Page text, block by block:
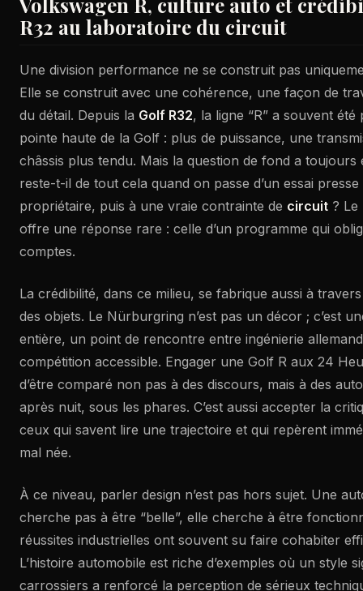
R32 au laboratoire du circuit
Une division performance ne se construit pas
Elle se construit avec une cohérence, une façon de
du détail. Depuis la Golf R32, la ligne “R” a souvent
pointe haute de la Golf : plus de puissance, une
châssis plus tendu. Mais la question de fond a toujours
reste-t-il de tout cela quand on passe d’un essai
propriétaire, puis à une vraie contrainte de circuit ?
offre une réponse rare : celle d’un programme qui
comptes.
La crédibilité, dans ce milieu, se fabrique aussi à
des objets. Le Nürburgring n’est pas un décor ; c’est
entière, un point de rencontre entre ingénierie
compétition accessible. Engager une Golf R aux 24
d’être comparé non pas à des discours, mais à des
après nuit, sous les phares. C’est aussi accepter la
ceux qui savent lire une trajectoire et qui repèrent
mal née.
À ce niveau, parler design n’est pas hors sujet. Une
cherche pas à être “belle”, elle cherche à être
réussites industrielles ont souvent su faire cohabiter
L’histoire automobile est riche d’exemples où un style
carrossiers a renforcé la perception de sérieux